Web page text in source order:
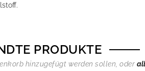
PRODUKTE
hinzugefügt werden sollen, oder